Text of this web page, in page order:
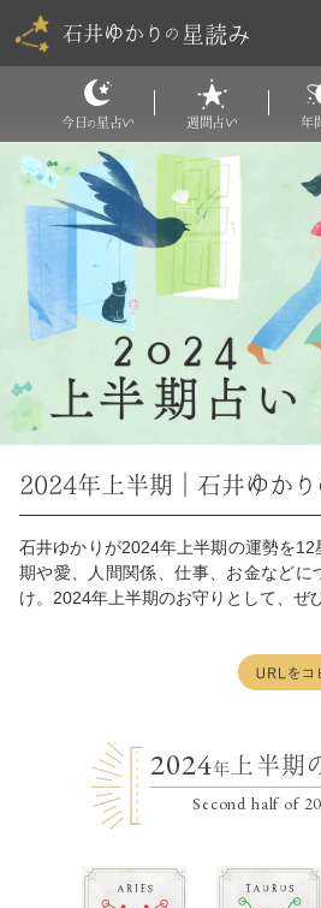
石井ゆかり の 星読み
今日の 星占い 週間占い 年
2024年上半期｜石井ゆか
石井ゆかりが2024年上半期の運勢を
期や愛、人間関係、仕事、お金などに
け。2024年上半期のお守りとして、ぜ
2024年 上半期
Second half of